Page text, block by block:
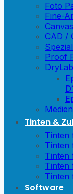
Foto
Fine-
Canvas
CAD /
Proof
Tinten &
Tinten
Tinten
Tinten
Tinten
Tinten
Software